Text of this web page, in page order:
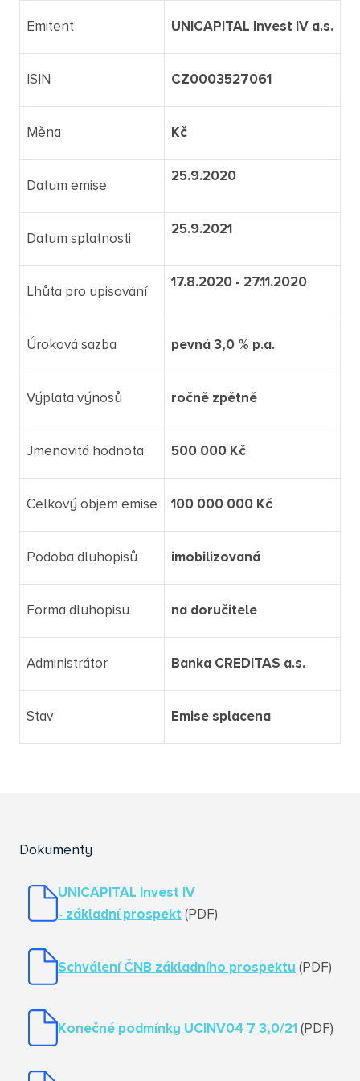
Emitent UNICAPITAL Invest IV a.s.
ISIN CZ0003527061
Měna Kč
Datum emise
25.9.2020
Datum splatnosti
25.9.2021
Lhůta pro upisování
17.8.2020 - 27.11.2020
Úroková sazba pevná 3,0 % p.a.
Výplata výnosů ročně zpětně
Jmenovitá hodnota 500 000 Kč
Celkový objem emise 100 000 000 Kč
Podoba dluhopisů imobilizovaná
Forma dluhopisu na doručitele
Administrátor Banka CREDITAS a.s.
Stav Emise splacena
Dokumenty
UNICAPITAL Invest IV
- základní prospekt (PDF)
Schválení ČNB základního prospektu (PDF)
Konečné podmínky UCINV04 7 3,0/21 (PDF)